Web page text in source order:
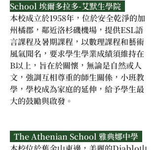
School 埃爾多拉多-艾默生學院
本校成立於1958年，位於安全乾淨的加
州橘郡，鄰近洛杉磯機場，提供ESL語
言課程及暑期課程，以數理課程和藝術
風氣聞名，要求學生學業成績須維持在
B以上，旨在於關懷，無論是自然或人
文，強調互相尊重的師生關係，小班教
學，學校成為家庭的延伸，給予學生最
大的鼓勵與啟發。
  The Athenian School 雅典娜中學